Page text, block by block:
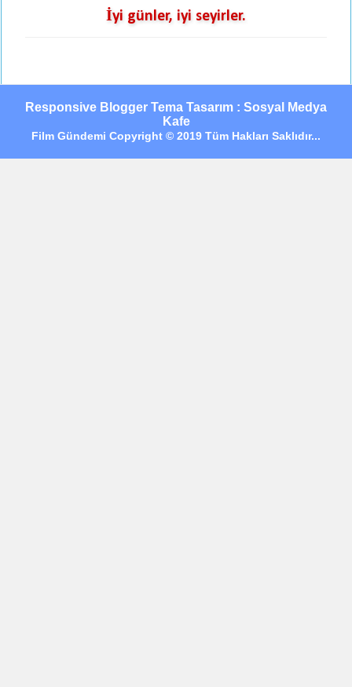
İyi günler, iyi seyirler.
Responsive Blogger Tema Tasarım : Sosyal Medya
Kafe
Film Gündemi Copyright © 2019 Tüm Hakları Saklıdır...